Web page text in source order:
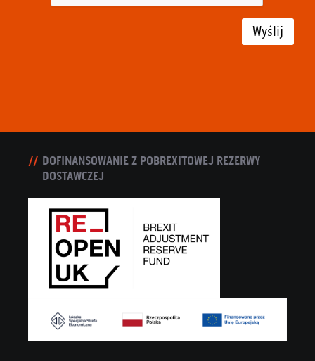
Wyślij
DOFINANSOWANIE Z POBREXITOWEJ REZERWY
DOSTAWCZEJ